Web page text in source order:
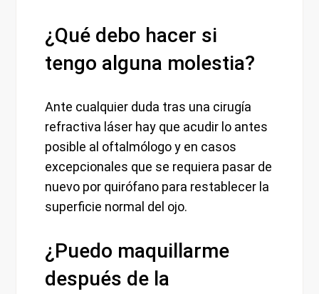
¿Qué debo hacer si
tengo alguna molestia?
Ante cualquier duda tras una cirugía
refractiva láser hay que acudir lo antes
posible al oftalmólogo y en casos
excepcionales que se requiera pasar de
nuevo por quirófano para restablecer la
superficie normal del ojo.
¿Puedo maquillarme
después de la